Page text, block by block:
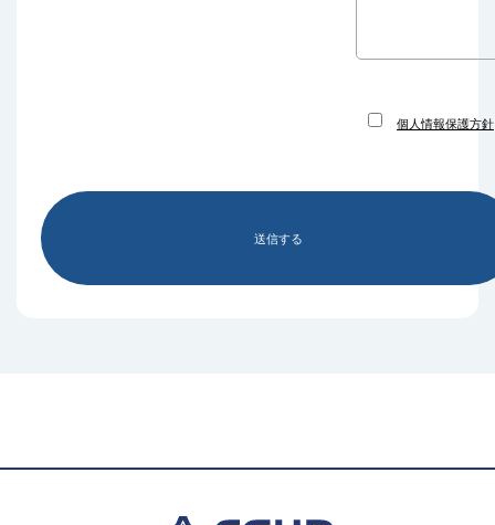
個人情報保護方針